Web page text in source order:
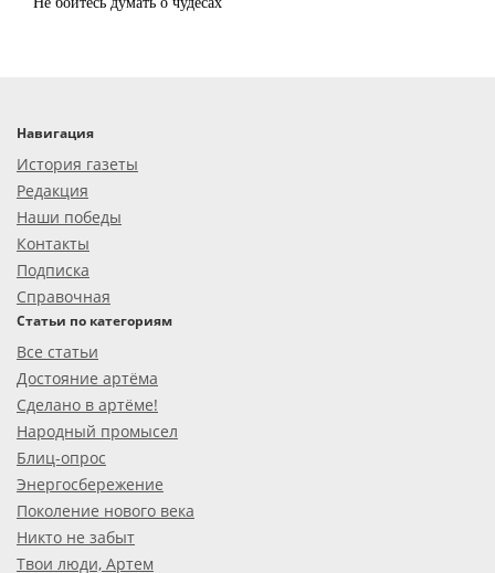
Навигация
История газеты
Редакция
Наши победы
Контакты
Подписка
Справочная
Статьи по категориям
Все статьи
Достояние артёма
Сделано в артёме!
Народный промысел
Блиц-опрос
Энергосбережение
Поколение нового века
Никто не забыт
Твои люди, Артем